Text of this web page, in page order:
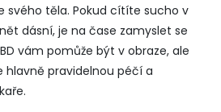
svého těla. Pokud cítíte sucho v
dásní, je na čase zamyslet se
vám pomůže být v obraze, ale
hlavně pravidelnou péčí a